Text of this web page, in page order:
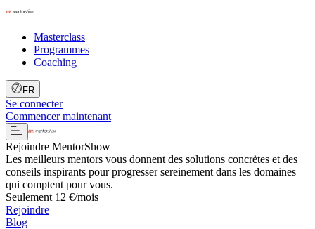
Masterclass
Programmes
Coaching
FR
Se connecter
Commencer maintenant
Rejoindre MentorShow
Les meilleurs mentors vous donnent des solutions concrètes et des
conseils inspirants pour progresser sereinement dans les domaines
qui comptent pour vous.
Seulement 12 €/mois
Rejoindre
Blog